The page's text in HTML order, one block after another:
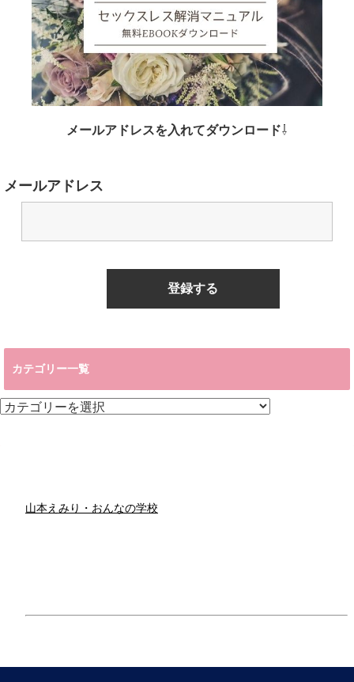
メールアドレスを入れてダウンロード⇩
メールアドレス
カテゴリー一覧
カ
山本えみり・おんなの学校